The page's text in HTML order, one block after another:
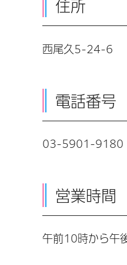
住所
西尾久5-24-6
電話番号
03-5901-9180
営業時間
午前10時から午